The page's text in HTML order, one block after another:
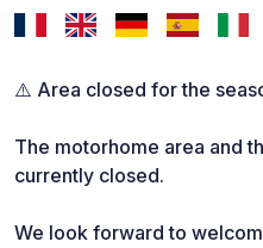
⚠️ Area closed for the
The motorhome area and
currently closed.
We look forward to